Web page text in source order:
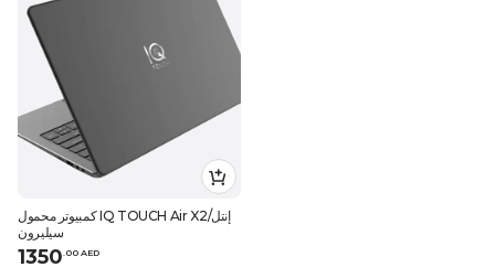
كمبيوتر محمول IQ TOUCH Air X2/إنتل
سيليرون
1350.00 AED